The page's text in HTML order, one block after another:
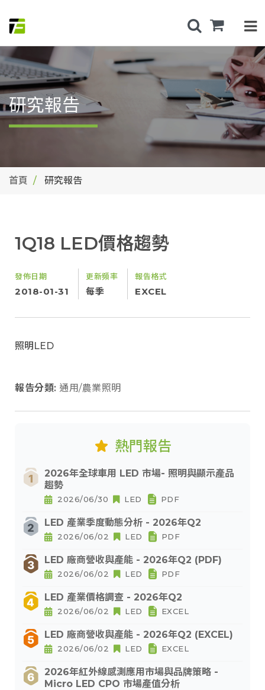
研究報告
首頁 研究報告
1Q18 LED價格趨勢
發佈日期
2018-01-31
更新頻率
每季
報告格式
EXCEL
照明LED
報告分類: 通用/農業照明
熱門報告
2026年全球車用 LED 市場- 照明與顯示產品
趨勢
2026/06/30 LED PDF
LED 產業季度動態分析 - 2026年Q2
2026/06/02 LED PDF
LED 廠商營收與產能 - 2026年Q2 (PDF)
2026/06/02 LED PDF
LED 產業價格調查 - 2026年Q2
2026/06/02 LED EXCEL
LED 廠商營收與產能 - 2026年Q2 (EXCEL)
2026/06/02 LED EXCEL
2026年紅外線感測應用市場與品牌策略 -
Micro LED CPO 市場產值分析